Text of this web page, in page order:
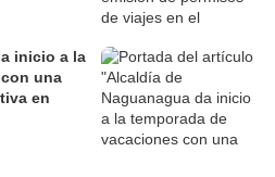
inicio a la
una
en